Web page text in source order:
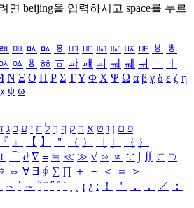
면 beijing을 입력하시고 space를 누르
ㅭ ㅮ ㅯ ㅰ ㅱ ㅲ ㅳ ㅴ ㅵ ㅶ ㅷ ㅸ
ㅹ
ㆃ ㆄ ㆅ ㆆ ㆇ ㆈ ㆉ ㆊ ㆋ ㆌ ㆍ
ㆎ
Ν Ξ Ο Π Ρ Σ ΤΥ Φ Χ Ψ Ω α β γ δ ε ζ η
χ ψ ω
פ ם ן ו ט א ר ק ף ך ל ח י ע כ ג
『 』 【 】 ＂ （ ） ［ ］ ｛ ｝
⌒ ∂ ∇ ≡ ≒ ≪ ≫ √ ∽ ∝ ∵ ∫ ∬ ∈ ∋
⇔ ∀ ∃ ∮ ∑ ∏ ＋ － ＜ ＝
＞
∼ ´ ～ ˇ ˘ ˝ ˚ ˙ ¸ ¡ ¿ ː ！ ＇ ， ． ／
：